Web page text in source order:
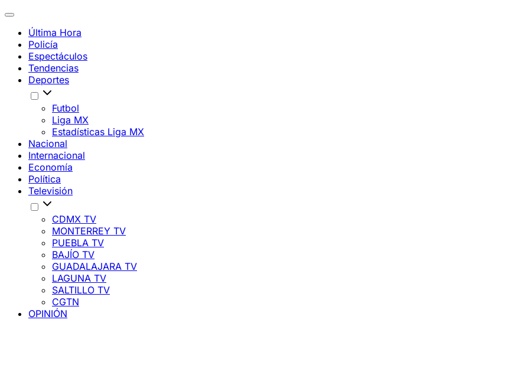
Última Hora
Policía
Espectáculos
Tendencias
Deportes
Futbol
Liga MX
Estadísticas Liga MX
Nacional
Internacional
Economía
Política
Televisión
CDMX TV
MONTERREY TV
PUEBLA TV
BAJÍO TV
GUADALAJARA TV
LAGUNA TV
SALTILLO TV
CGTN
OPINIÓN